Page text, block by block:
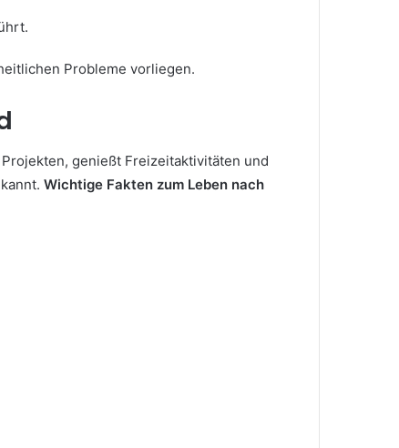
Probleme vorliegen.
genießt Freizeitaktivitäten und
Wichtige Fakten zum Leben nach